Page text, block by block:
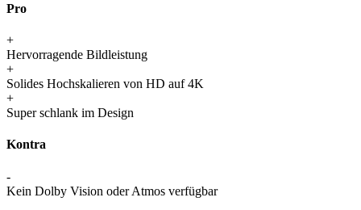
Pro
+
Hervorragende Bildleistung
+
Solides Hochskalieren von HD auf 4K
+
Super schlank im Design
Kontra
-
Kein Dolby Vision oder Atmos verfügbar